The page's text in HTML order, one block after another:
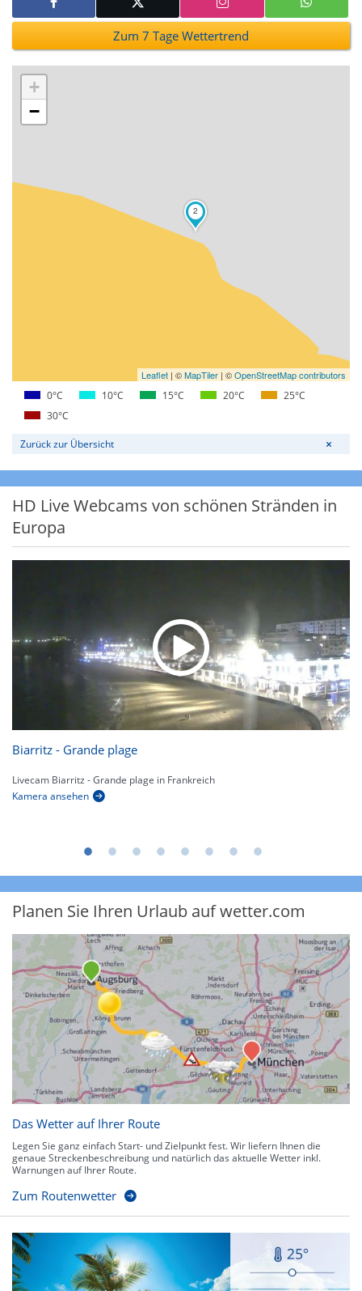
Zum 7 Tage Wettertrend
2
+
−
Leaflet | ©MapTiler | ©OpenStreetMap contributors
0°C 10°C 15°C 20°C
25°C
30°C
Zurück zur Übersicht
HD Live Webcams von schönen Stränden in
Europa
Biarritz - Grande plage
Livecam Biarritz - Grande plage in Frankreich
Kamera ansehen
Planen Sie Ihren Urlaub auf wetter.com
Das Wetter auf Ihrer Route
Legen Sie ganz einfach Start- und Zielpunkt fest. Wir liefern Ihnen die
genaue Streckenbeschreibung und natürlich das aktuelle Wetter inkl.
Warnungen auf Ihrer Route.
Zum Routenwetter